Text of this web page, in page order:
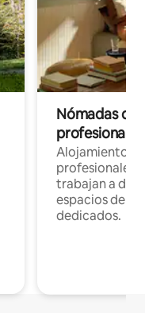
Nómadas
Alojamientos
profesionales
trabajan a
espacios de
dedicados.